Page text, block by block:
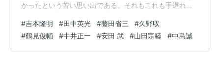
かったという苦い思い出である。それもこれも手遅れ
て、おおかたを処分する。 吉本隆明については、初期評
論からは『藝術的抵抗と挫折』『高村光太郎』『言語に
とって美とは何か』（全二巻）のみを残す。また『源 実
#吉本隆明 #田中英光 #藤田省三 #久野収
#鶴見俊輔 #中井正一 #安田 武 #山田宗睦 #中島誠